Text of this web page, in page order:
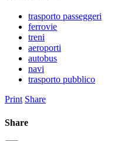
trasporto passeggeri
ferrovie
treni
aeroporti
autobus
navi
trasporto pubblico
Print Share
Share